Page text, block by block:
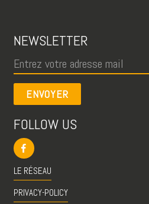
NEWSLETTER
ENVOYER
FOLLOW US
LE RÉSEAU
PRIVACY-POLICY